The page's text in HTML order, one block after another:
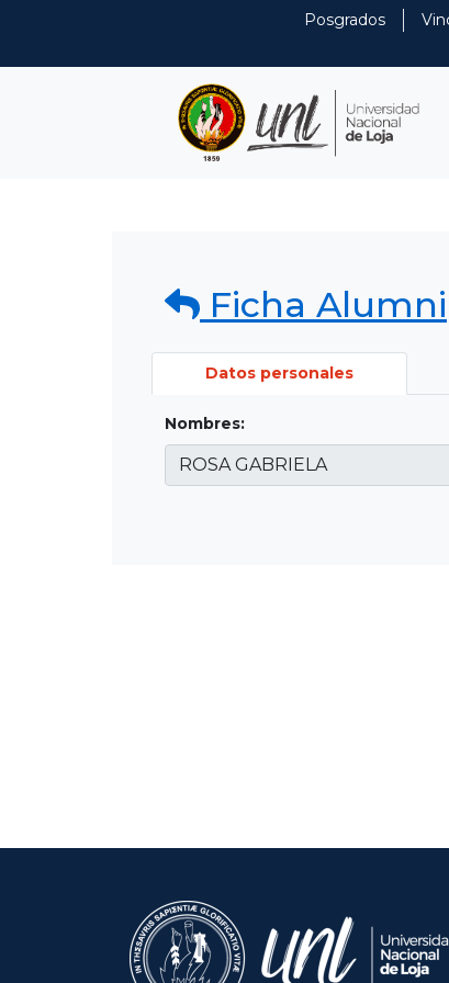
Posgrados
Ficha Alumni
Datos personales
Nombres: